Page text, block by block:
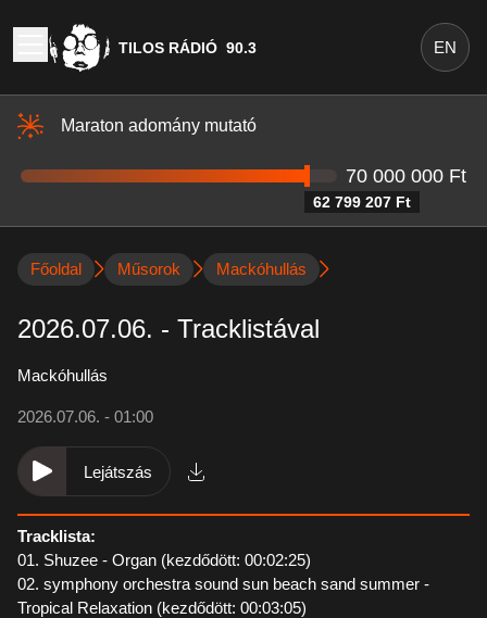
TILOS RÁDIÓ 90.3 EN
Maraton adomány mutató
62 799 207 Ft
70 000 000 Ft
Főoldal Műsorok Mackóhullás
2026.07.06. - Tracklistával
Mackóhullás
2026.07.06. - 01:00
Lejátszás
Tracklista:
01. Shuzee - Organ (kezdődött: 00:02:25)
02. symphony orchestra sound sun beach sand summer -
Tropical Relaxation (kezdődött: 00:03:05)